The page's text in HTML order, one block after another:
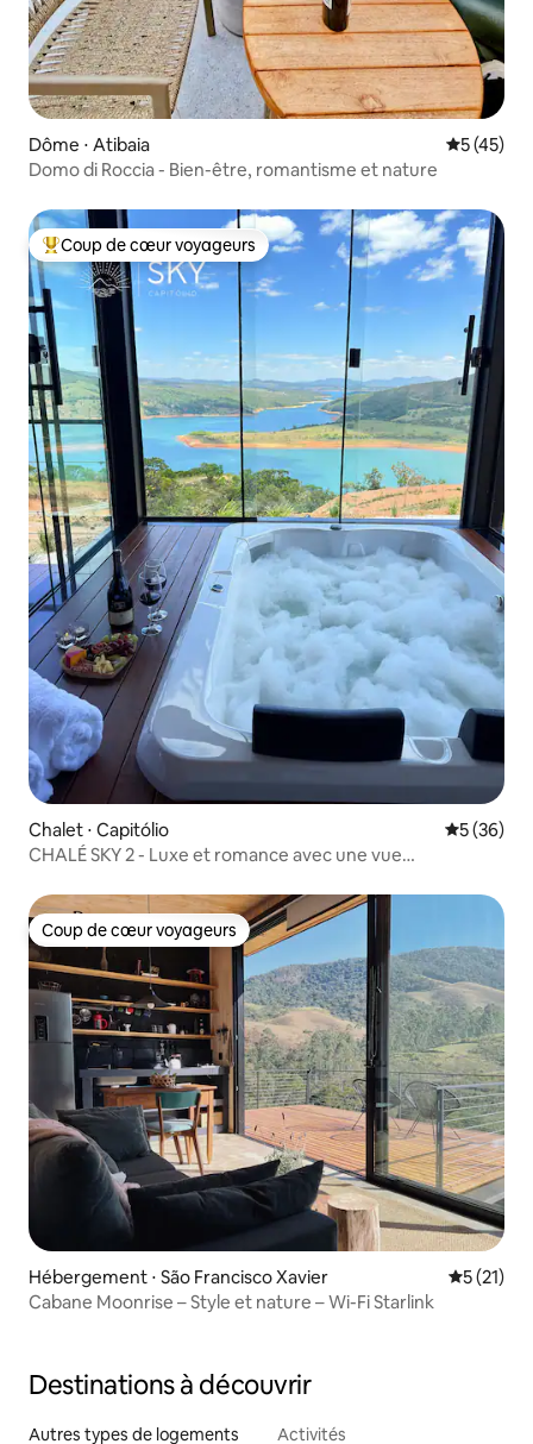
Dôme ⋅ Atibaia
5 (45)
Domo di Roccia - Bien-être, romantisme et nature
Coups de cœur voyageurs les plus appréciés
Coup de cœur voyageurs
Chalet ⋅ Capitólio
5 (36)
CHALÉ SKY 2 - Luxe et romance avec une vue
Coup de cœur voyageurs
Coup de cœur voyageurs
Hébergement ⋅ São Francisco Xavier
5 (21)
Cabane Moonrise – Style et nature – Wi-Fi Starlink
Destinations à découvrir
Autres types de logements Activités